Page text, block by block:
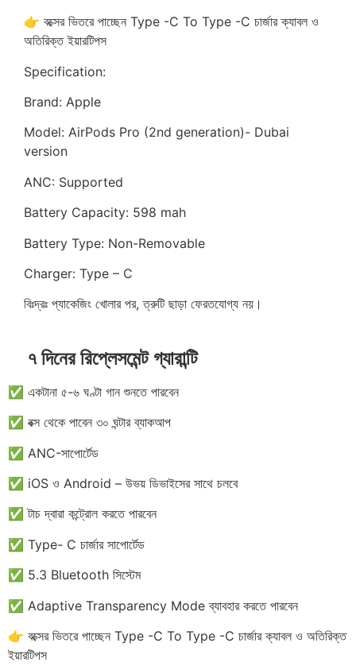
👉 বক্সের ভিতরে পাচ্ছেন Type -C To Type -C চার্জার ক্যাবল ও
অতিরিক্ত ইয়ারটিপস
Specification:
Brand: Apple
Model: AirPods Pro (2nd generation)- Dubai
version
ANC: Supported
Battery Capacity: 598 mah
Battery Type: Non-Removable
Charger: Type – C
বিঃদ্রঃ প্যাকেজিং খোলার পর, ত্রুটি ছাড়া ফেরতযোগ্য নয়।
৭ দিনের রিপ্লেসমেন্ট গ্যারান্টি
✅ একটানা ৫-৬ ঘণ্টা গান শুনতে পারবেন
✅ বক্স থেকে পাবেন ৩০ ঘন্টার ব্যাকআপ
✅ ANC-সাপোর্টেড
✅ iOS ও Android – উভয় ডিভাইসের সাথে চলবে
✅ টাচ দ্বারা কন্ট্রোল করতে পারবেন
✅ Type- C চার্জার সাপোর্টেড
✅ 5.3 Bluetooth সিস্টেম
✅ Adaptive Transparency Mode ব্যাবহার করতে পারবেন
👉 বক্সের ভিতরে পাচ্ছেন Type -C To Type -C চার্জার ক্যাবল ও অতিরিক্ত
ইয়ারটিপস